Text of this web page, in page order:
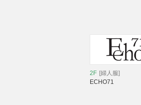
2F [婦人服]
ECHO71